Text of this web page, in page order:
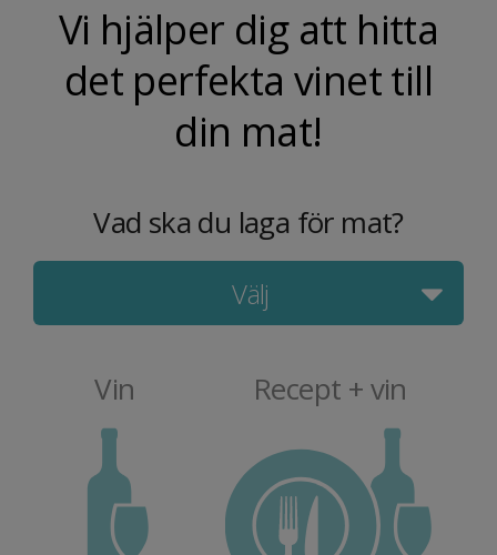
Vi hjälper dig att hitta
det perfekta vinet till
din mat!
Vad ska du laga för mat?
Välj
Vin Recept + vin